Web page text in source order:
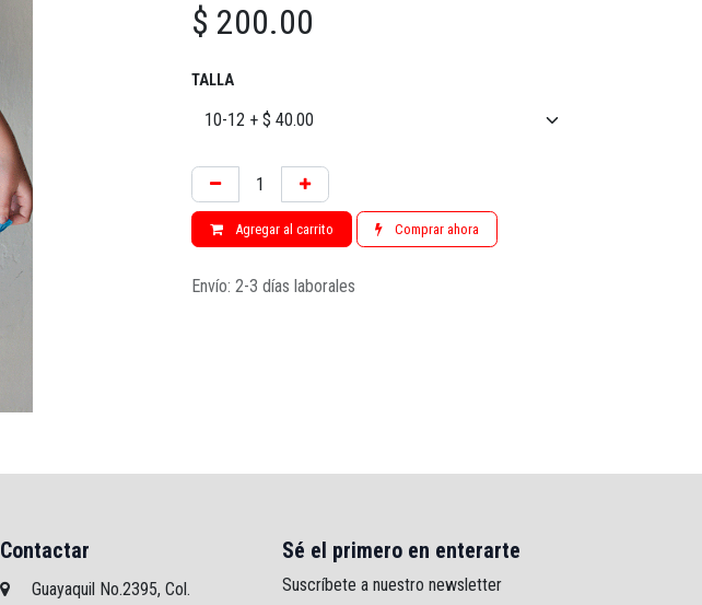
$ 200.00
TALLA
Agregar al carrito Comprar ahora
Envío: 2-3 días laborales
Sé el primero en enterarte
Suscríbete a nuestro newsletter
Contactar
Guayaquil No.2395, Col.